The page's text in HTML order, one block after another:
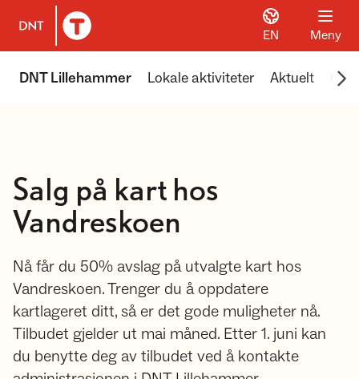
Til DNT.no forside
EN Meny
DNT Lillehammer Lokale aktiviteter Aktuelt
Salg på kart hos
Vandreskoen
Nå får du 50% avslag på utvalgte kart hos
Vandreskoen. Trenger du å oppdatere
kartlageret ditt, så er det gode muligheter nå.
Tilbudet gjelder ut mai måned. Etter 1. juni kan
du benytte deg av tilbudet ved å kontakte